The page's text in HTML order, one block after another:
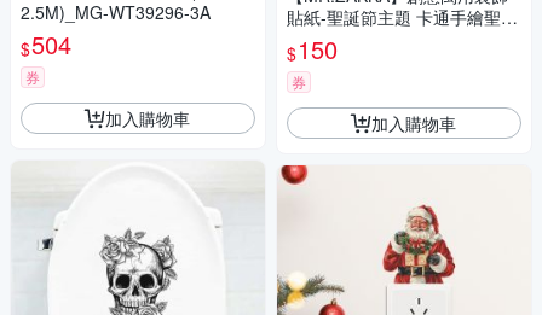
2.5M)_MG-WT39296-3A
$504
券
加入購物車
貼紙-聖誕節主題 卡通手繪聖誕
樹 居家節慶布置 DIY可移式壁
貼 無痕壁貼 牆貼
$150
券
加入購物車